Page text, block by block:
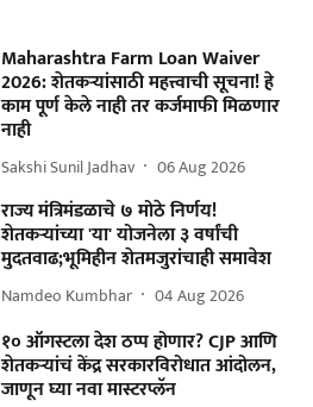
Maharashtra Farm Loan Waiver
2026: शेतकऱ्यांसाठी महत्त्वाची सूचना! हे
काम पूर्ण केले नाही तर कर्जमाफी मिळणार
नाही
Sakshi Sunil Jadhav 06 Aug 2026
राज्य मंत्रिमंडळाचे ७ मोठे निर्णय!
शेतकऱ्यांच्या 'या' योजनेला ३ वर्षांची
मुदतवाढ;भूमिहीन शेतमजुरांचाही समावेश
Namdeo Kumbhar 04 Aug 2026
१० ऑगस्टला देश ठप्प होणार? CJP आणि
शेतकऱ्यांचं केंद्र सरकारविरोधात आंदोलन,
जाणून घ्या नवा मास्टरप्लॅन